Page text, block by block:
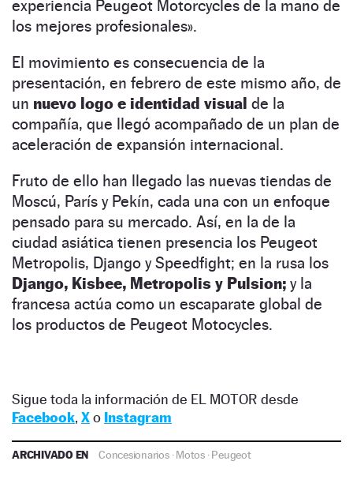
experiencia Peugeot Motorcycles de la mano de
los mejores profesionales».
El movimiento es consecuencia de la
presentación, en febrero de este mismo año, de
un nuevo logo e identidad visual de la
compañía, que llegó acompañado de un plan de
aceleración de expansión internacional.
Fruto de ello han llegado las nuevas tiendas de
Moscú, París y Pekín, cada una con un enfoque
pensado para su mercado. Así, en la de la
ciudad asiática tienen presencia los Peugeot
Metropolis, Django y Speedfight; en la rusa los
Django, Kisbee, Metropolis y Pulsion; y la
francesa actúa como un escaparate global de
los productos de Peugeot Motocycles.
Sigue toda la información de EL MOTOR desde
Facebook, Xo Instagram
ARCHIVADO EN Concesionarios·Motos·Peugeot